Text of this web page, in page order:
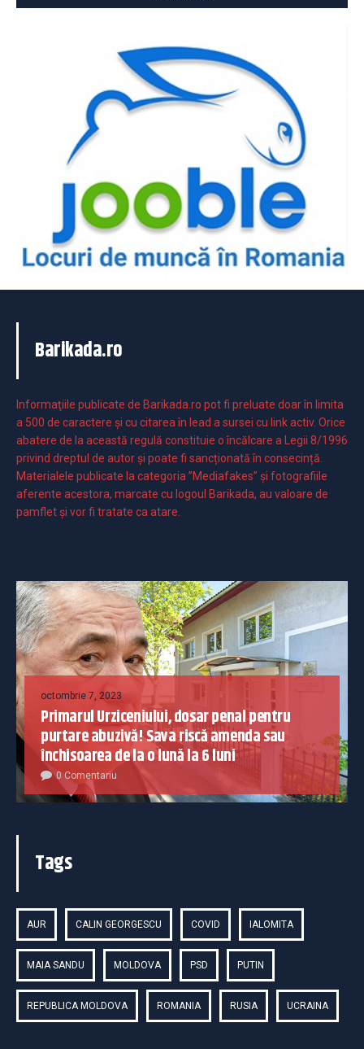
Barikada.ro
Informaţiile publicate de Barikada.ro pot fi preluate doar în limita
a 500 de caractere şi cu citarea în lead a sursei cu link activ. Orice
abatere de la această regulă constituie o încălcare a Legii 8/1996
privind dreptul de autor și poate fi sancționată în consecință.
Materialele publicate la categoria ”Mediafakes” și fotografiile
aferente acestora, marcate cu logoul Barikada, au valoare de
pamflet și vor fi tratate ca atare.
octombrie 7, 2023
Primarul Urziceniului, dosar penal pentru
purtare abuzivă! Sava riscă amenda sau
închisoarea de la o lună la 6 luni
0 Comentariu
Tags
AUR CALIN GEORGESCU COVID IALOMITA
MAIA SANDU MOLDOVA PSD PUTIN
REPUBLICA MOLDOVA ROMANIA RUSIA UCRAINA